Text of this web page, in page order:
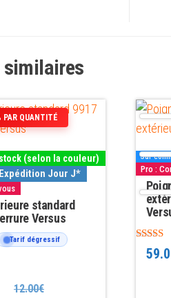
similaires
PAR QUANTITÉ
(selon la couleur)
Expédition Jour J*
standard
Versus
Tarif dégressif
12.00€
Sur
Pro :
Note
5.00
Ce
produit
a
Les
être